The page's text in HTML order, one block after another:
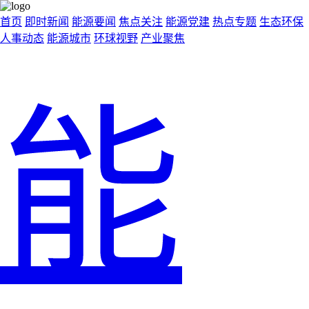
首页 即时新闻 能源要闻 焦点关注 能源党建 热点专题 生态环保
人事动态 能源城市 环球视野 产业聚焦
能